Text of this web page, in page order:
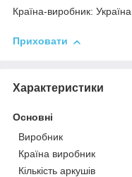
Країна-виробник: Україна
Приховати
Характеристики
Основні
Виробник
Країна виробник
Кількість аркушів